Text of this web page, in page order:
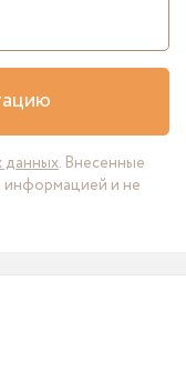
данных. Внесенные
информацией и не